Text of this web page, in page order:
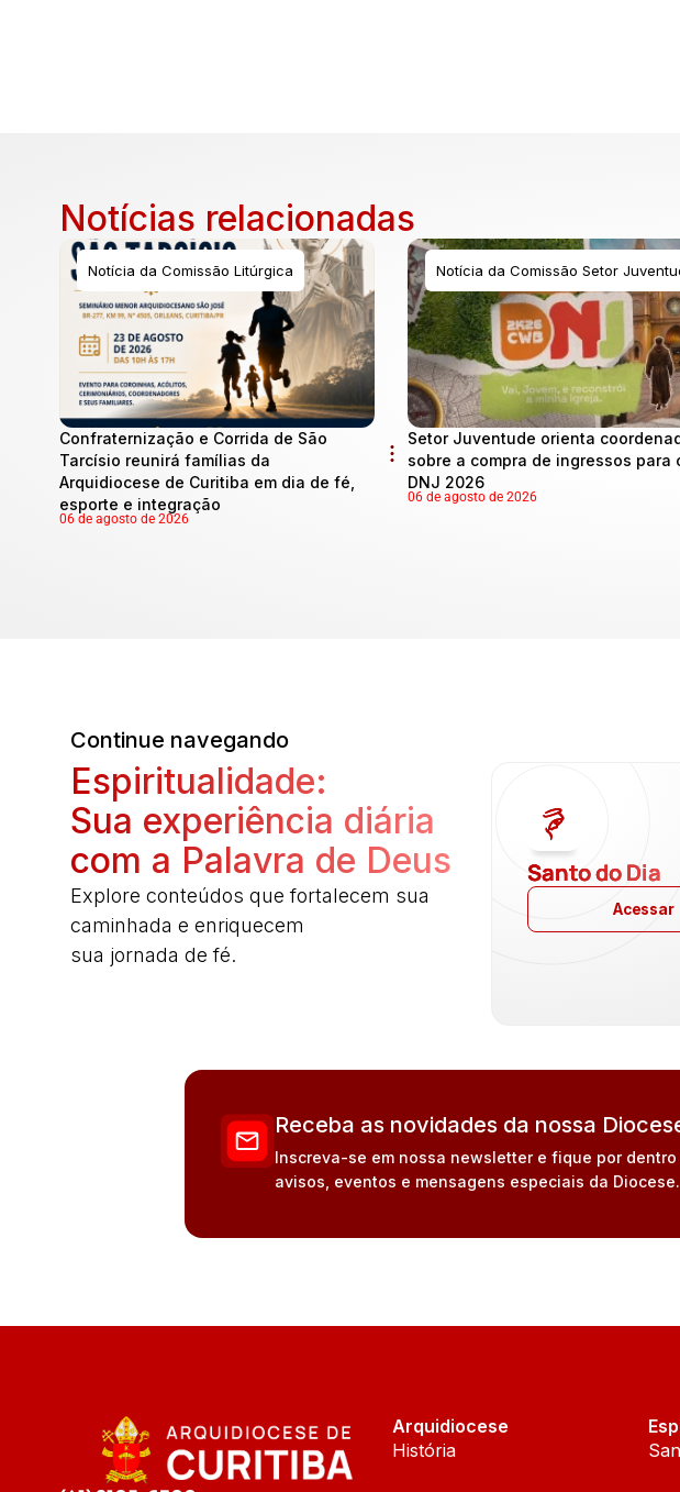
Notícias relacionadas
Notícia da Comissão Litúrgica
Confraternização e Corrida de São
Tarcísio reunirá famílias da
Arquidiocese de Curitiba em dia de fé,
esporte e integração
06 de agosto de 2026
Notícia da Comissão Setor
Setor Juventude orienta
sobre a compra de ingressos para
DNJ 2026
06 de agosto de 2026
Continue navegando
Espiritualidade:
Sua experiência diária
com a Palavra de Deus
Explore conteúdos que fortalecem sua
caminhada e enriquecem
sua jornada de fé.
Santo do Dia
Acessar
Receba as novidades da nossa
Inscreva-se em nossa newsletter e fique por dentro
avisos, eventos e mensagens especiais da Diocese.
Arquidiocese
História